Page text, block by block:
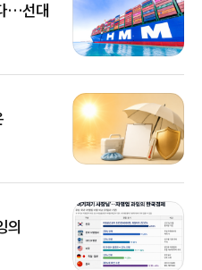
…선대
의